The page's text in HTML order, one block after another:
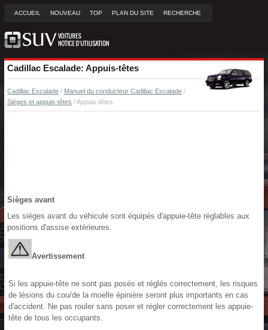
ACCUEIL NOUVEAU TOP PLAN DU SITE RECHERCHE
Cadillac Escalade: Appuis-têtes
Cadillac Escalade / Manuel du conducteur Cadillac Escalade /
Sièges et appuis-têtes / Appuis-têtes
Sièges avant
Les sièges avant du véhicule sont équipés d'appuie-tête réglables aux
positions d'assise extérieures.
Avertissement
Si les appuie-tête ne sont pas posés et réglés correctement, les risques
de lésions du cou/de la moelle épinière seront plus importants en cas
d'accident. Ne pas rouler sans poser et régler correctement les appuie-
tête de tous les occupants.